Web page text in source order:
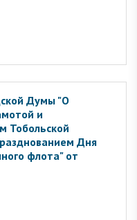
Думы "О
и
Тобольской
Дня
флота" от